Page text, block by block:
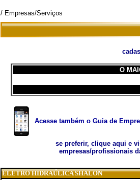
/ Empresas/Serviços
O
Acesse também o Guia de
se preferir, clique aqui e
empresas/profissionais
ELETRO HIDRAÚLICA SHALON